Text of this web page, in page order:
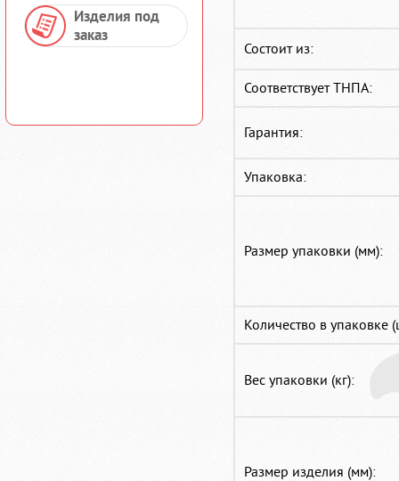
Изделия под
заказ
Состоит из:
Соответствует ТНПА:
Гарантия:
Упаковка:
Размер упаковки (мм):
Количество в упаковке
Вес упаковки (кг):
Размер изделия (мм):